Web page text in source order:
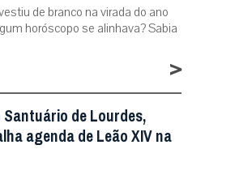
de branco na virada do ano
horóscopo se alinhava? Sabia
>
de Lourdes,
agenda de Leão XIV na